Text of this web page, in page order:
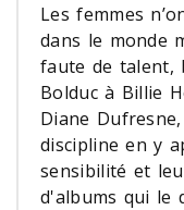
Les femmes
dans le monde
faute de talent,
Bolduc à Billie
Diane
discipline en y
sensibilité et
d'albums qui le